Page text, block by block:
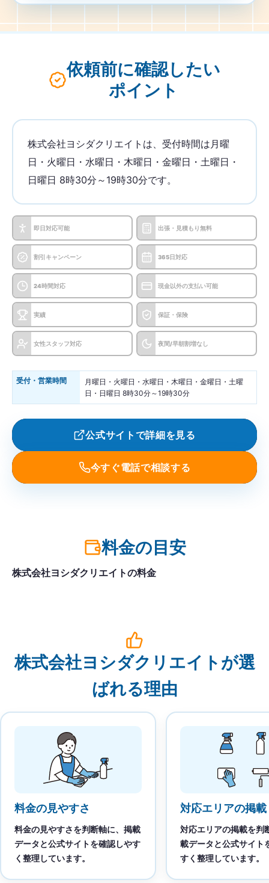
依頼前に確認したい
ポイント
株式会社ヨシダクリエイトは、受付時間は月曜
日・火曜日・水曜日・木曜日・金曜日・土曜日・
日曜日 8時30分～19時30分です。
即日対応可能 出張・見積もり無料
割引キャンペーン 365日対応
24時間対応 現金以外の支払い可能
実績 保証・保険
女性スタッフ対応 夜間/早朝割増なし
受付・営業時間
月曜日・火曜日・水曜日・木曜日・金曜日・土曜
日・日曜日 8時30分～19時30分
公式サイトで詳細を見る
今すぐ電話で相談する
料金の目安
株式会社ヨシダクリエイトの料金
株式会社ヨシダクリエイトが選
ばれる理由
料金の見やすさ
料金の見やすさを判断軸に、掲載
データと公式サイトを確認しやす
く整理しています。
対応エリアの掲載
対応エリアの掲載を判
載データと公式サイト
すく整理しています。